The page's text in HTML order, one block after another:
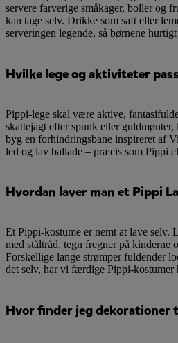
servere farverige småkager, boller og
kan tage selv. Drikke som saft eller
serveringen legende, så børnene
Hvilke lege og aktiviteter
Pippi-lege skal være aktive,
skattejagt efter spunk eller
byg en forhindringsbane inspireret af
led og lav ballade – præcis som Pippi
Hvordan laver man et Pippi
Et Pippi-kostume er nemt at lave selv.
med ståltråd, tegn fregner på kinderne
Forskellige lange strømper fuldender
det selv, har vi færdige Pippi-kostumer
Hvor finder jeg dekorationer